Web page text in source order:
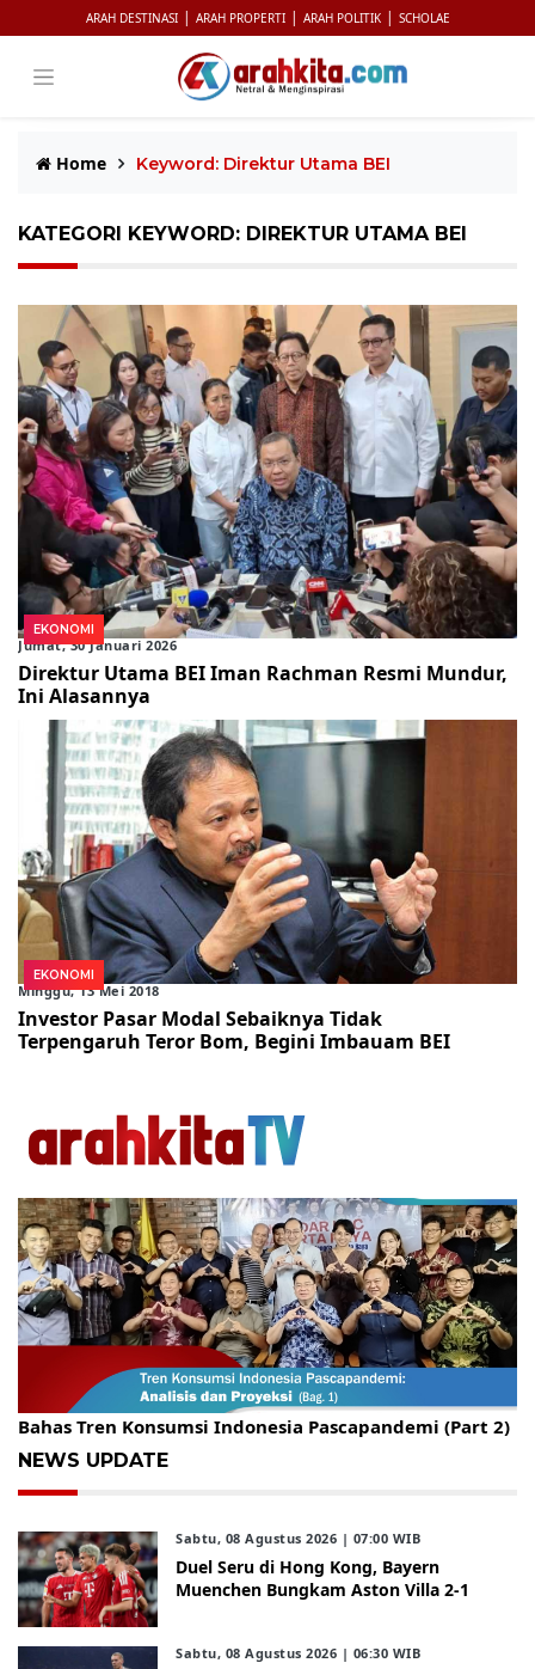
ARAH DESTINASI | ARAH PROPERTI | ARAH POLITIK | SCHOLAE
Home Keyword: Direktur Utama BEI
KATEGORI KEYWORD: DIREKTUR UTAMA BEI
EKONOMI
Jumat, 30 Januari 2026
Direktur Utama BEI Iman Rachman Resmi Mundur,
Ini Alasannya
EKONOMI
Minggu, 13 Mei 2018
Investor Pasar Modal Sebaiknya Tidak
Terpengaruh Teror Bom, Begini Imbauam BEI
Gelar Kopdar, KBC Jakarta Raya Hadirkan Pakar Ritel
Bahas Tren Konsumsi Indonesia Pascapandemi (Part 2)
NEWS UPDATE
Sabtu, 08 Agustus 2026 | 07:00 WIB
Duel Seru di Hong Kong, Bayern
Muenchen Bungkam Aston Villa 2-1
Sabtu, 08 Agustus 2026 | 06:30 WIB